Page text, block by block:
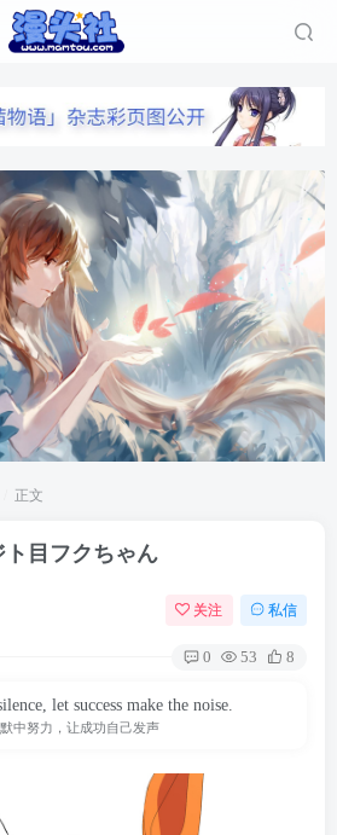
正文
目フクちゃん
关注 私信
0 53 8
let success make the noise.
中努力，让成功自己发声